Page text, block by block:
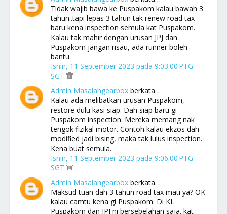
Tidak wajib bawa ke Puspakom kalau bawah 3
tahun..tapi lepas 3 tahun tak renew road tax
baru kena inspection semula kat Puspakom.
Kalau tak mahir dengan urusan JPJ dan
Puspakom jangan risau, ada runner boleh
bantu.
Isnin, 11 September 2023 pada 9:03:00 PTG
SGT
Admin Masalahgearbox berkata…
Kalau ada melibatkan urusan Puspakom,
restore dulu kasi siap. Dah siap baru gi
Puspakom inspection. Mereka memang nak
tengok fizikal motor. Contoh kalau ekzos dah
modified jadi bising, maka tak lulus inspection.
Kena buat semula.
Isnin, 11 September 2023 pada 9:06:00 PTG
SGT
Admin Masalahgearbox berkata…
Maksud tuan dah 3 tahun road tax mati ya? OK
kalau camtu kena gi Puspakom. Di KL
Puspakom dan JPJ ni bersebelahan saja. kat